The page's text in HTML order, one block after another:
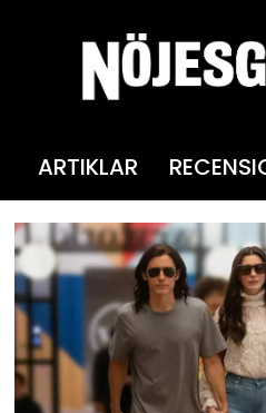
ARTIKLAR